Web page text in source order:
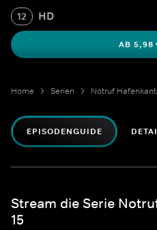
12 HD
AB 5,98
Home Serien Notruf
EPISODENGUIDE
Stream die Serie
15